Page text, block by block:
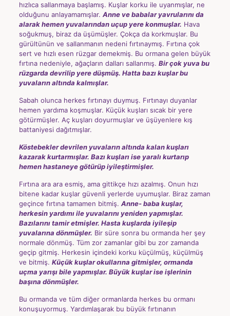
hızlıca sallanmaya başlamış. Kuşlar korku ile uyanmışlar, ne
olduğunu anlayamamışlar. Anne ve babalar yavrularını da
alarak hemen yuvalarından uçup yere konmuşlar. Hava
soğukmuş, biraz da üşümüşler. Çokça da korkmuşlar. Bu
gürültünün ve sallanmanın nedeni fırtınaymış. Fırtına çok
sert ve hızlı esen rüzgar demekmiş. Bu ormana gelen büyük
fırtına nedeniyle, ağaçların dalları sallanmış. Bir çok yuva bu
rüzgarda devrilip yere düşmüş. Hatta bazı kuşlar bu
yuvaların altında kalmışlar.
Sabah olunca herkes fırtınayı duymuş. Fırtınayı duyanlar
hemen yardıma koşmuşlar. Küçük kuşları sıcak bir yere
götürmüşler. Aç kuşları doyurmuşlar ve üşüyenlere kış
battaniyesi dağıtmışlar.
Köstebekler devrilen yuvaların altında kalan kuşları
kazarak kurtarmışlar. Bazı kuşları ise yaralı kurtarıp
hemen hastaneye götürüp iyileştirmişler.
Fırtına ara ara esmiş, ama gittikçe hızı azalmış. Onun hızı
bitene kadar kuşlar güvenli yerlerde uyumuşlar. Biraz zaman
geçince fırtına tamamen bitmiş. Anne- baba kuşlar,
herkesin yardımı ile yuvalarını yeniden yapmışlar.
Bazılarını tamir etmişler. Hasta kuşlarda iyileşip
yuvalarına dönmüşler. Bir süre sonra bu ormanda her şey
normale dönmüş. Tüm zor zamanlar gibi bu zor zamanda
geçip gitmiş. Herkesin içindeki korku küçülmüş, küçülmüş
ve bitmiş. Küçük kuşlar okullarına gitmişler, ormanda
uçma yarışı bile yapmışlar. Büyük kuşlar ise işlerinin
başına dönmüşler.
Bu ormanda ve tüm diğer ormanlarda herkes bu ormanı
konuşuyormuş. Yardımlaşarak bu büyük fırtınanın